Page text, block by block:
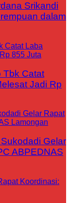
Srikandi
dalam
Tbk Catat
Jadi Rp
Gelar
ABPEDNAS